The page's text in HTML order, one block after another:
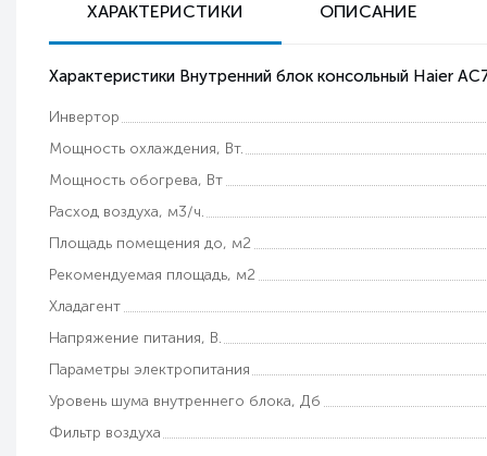
ХАРАКТЕРИСТИКИ ОПИСАНИЕ
Характеристики Внутренний блок консольный Haier
Инвертор
Мощность охлаждения, Вт.
Мощность обогрева, Вт
Расход воздуха, м3/ч.
Площадь помещения до, м2
Рекомендуемая площадь, м2
Хладагент
Напряжение питания, В.
Параметры электропитания
Уровень шума внутреннего блока, Дб
Фильтр воздуха